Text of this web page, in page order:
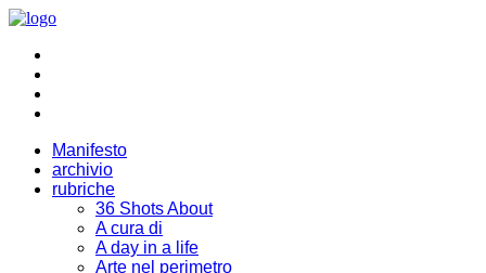
Manifesto
archivio
rubriche
36 Shots About
A cura di
A day in a life
Arte nel perimetro